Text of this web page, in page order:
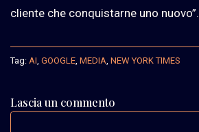
cliente che conquistarne uno nuovo”.
Tag: AI, GOOGLE, MEDIA, NEW YORK TIMES
Lascia un commento